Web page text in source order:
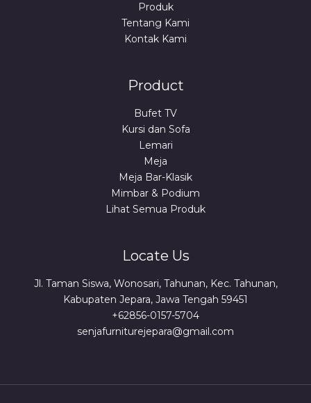
Produk
Tentang Kami
Kontak Kami
Product
Bufet TV
Kursi dan Sofa
Lemari
Meja
Meja Bar-Klasik
Mimbar & Podium
Lihat Semua Produk
Locate Us
Jl. Taman Siswa, Wonosari, Tahunan, Kec. Tahunan,
Kabupaten Jepara, Jawa Tengah 59451
+62856-0157-5704
senjafurniturejepara@gmail.com